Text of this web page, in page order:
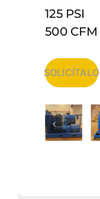
125 PSI
500 CFM
SOLICÍTALO